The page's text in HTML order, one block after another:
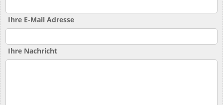
Ihre E-Mail Adresse
Ihre Nachricht